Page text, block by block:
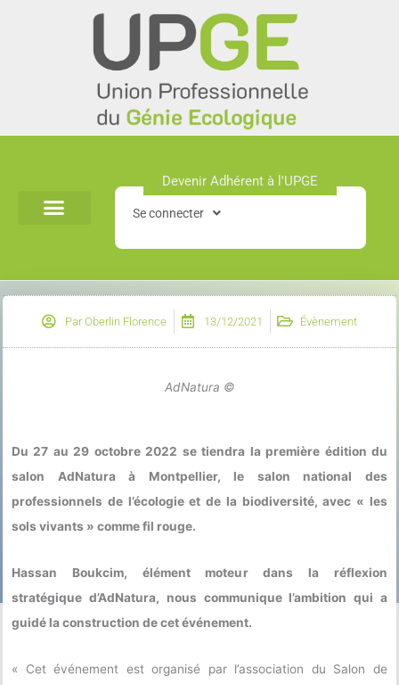
Devenir Adhérent à l'UPGE​
Se connecter
ParOberlin Florence 13/12/2021 Évènement
AdNatura ©
Du 27 au 29 octobre 2022 se tiendra la première édition du
salon AdNatura à Montpellier, le salon national des
professionnels de l’écologie et de la biodiversité, avec « les
sols vivants » comme fil rouge.
Hassan Boukcim, élément moteur dans la réflexion
stratégique d’AdNatura, nous communique l’ambition qui a
guidé la construction de cet événement.
« Cet événement est organisé par l’association du Salon de